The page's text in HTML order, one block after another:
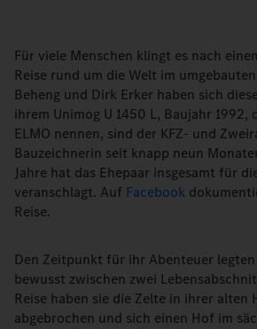
Für viele Menschen klingt es nach
Reise rund um die Welt im
Beheng und Dirk Erker haben sich
ihrem Unimog U 1450 L, Baujahr 1992,
ELMO nennen, sind der KFZ- und
Bauzeichnerin seit knapp neun
Jahre hat das Ehepaar insgesamt für
veranschlagt. Auf Facebook
Reise.
Den Zeitpunkt für ihr Abenteuer
bewusst zwischen zwei
Reise haben sie die Zelte in ihrer alten
abgebrochen und sich einen Hof im